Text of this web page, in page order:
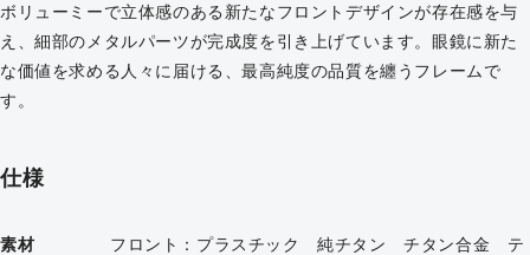
ボリューミーで立体感のある新たなフロントデザインが存在感を与
え、細部のメタルパーツが完成度を引き上げています。眼鏡に新た
な価値を求める人々に届ける、最高純度の品質を纏うフレームで
す。
仕様
素材
フロント：プラスチック 純チタン チタン合金 テ